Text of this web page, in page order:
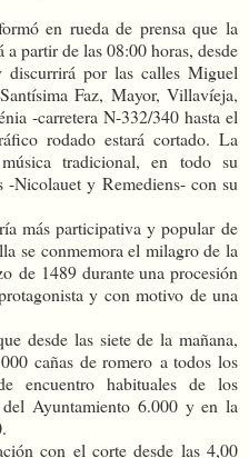
en rueda de prensa que la
partir de las 08:00 horas, desde
por las calles Miguel
Faz, Mayor, Villavíeja,
-carretera N-332/340 hasta el
rodado estará cortado. La
tradicional, en todo su
Nicolauet y Remediens- con su
más participativa y popular de
se conmemora el milagro de la
de 1489 durante una procesión
y con motivo de una
desde las siete de la mañana,
cañas de romero a todos los
encuentro habituales de los
Ayuntamiento 6.000 y en la
con el corte desde las 4,00